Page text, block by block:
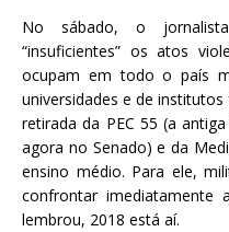
No sábado, o jornalista
“insuficientes” os atos
ocupam em todo o país
universidades e de
retirada da PEC 55 (a
agora no Senado) e da
ensino médio. Para ele,
confrontar imediatamente
lembrou, 2018 está aí.